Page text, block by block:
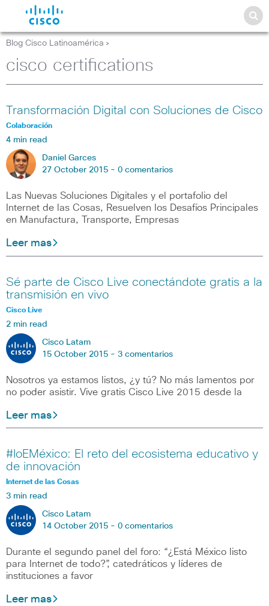
Blog Cisco Latinoamérica >
cisco certifications
Transformación Digital con Soluciones de Cisco
Colaboración
4 min read
Daniel Garces
27 October 2015 - 0 comentarios
Las Nuevas Soluciones Digitales y el portafolio del
Internet de las Cosas, Resuelven los Desafíos Principales
en Manufactura, Transporte, Empresas
Leer mas
Sé parte de Cisco Live conectándote gratis a la
transmisión en vivo
Cisco Live
2 min read
Cisco Latam
15 October 2015 - 3 comentarios
Nosotros ya estamos listos, ¿y tú? No más lamentos por
no poder asistir. Vive gratis Cisco Live 2015 desde la
Leer mas
#IoEMéxico: El reto del ecosistema educativo y
de innovación
Internet de las Cosas
3 min read
Cisco Latam
14 October 2015 - 0 comentarios
Durante el segundo panel del foro: “¿Está México listo
para Internet de todo?”, catedráticos y líderes de
instituciones a favor
Leer mas